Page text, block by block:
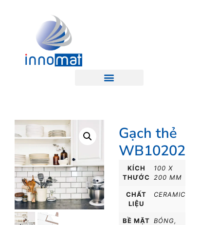
Gạch thẻ
WB10202
KÍCH
THƯỚC
100 X
200 MM
CHẤT
LIỆU
CERAMIC
BỀ MẶT BÓNG,